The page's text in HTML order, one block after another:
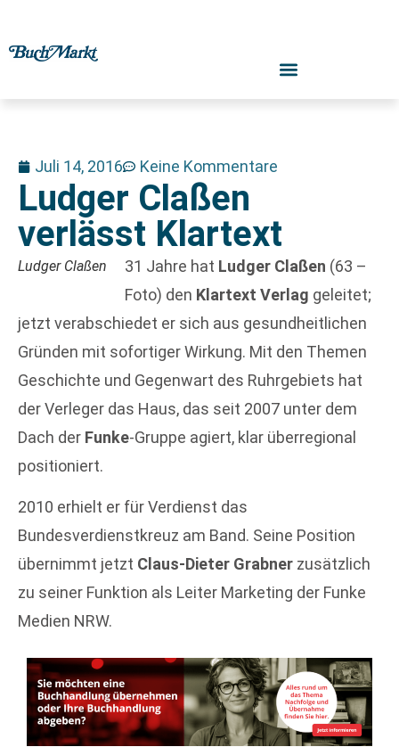
Juli 14, 2016 Keine Kommentare
Ludger Claßen
verlässt Klartext
Ludger Claßen 31 Jahre hat Ludger Claßen (63 –
Foto) den Klartext Verlag geleitet;
jetzt verabschiedet er sich aus gesundheitlichen
Gründen mit sofortiger Wirkung. Mit den Themen
Geschichte und Gegenwart des Ruhrgebiets hat
der Verleger das Haus, das seit 2007 unter dem
Dach der Funke-Gruppe agiert, klar überregional
positioniert.
2010 erhielt er für Verdienst das
Bundesverdienstkreuz am Band. Seine Position
übernimmt jetzt Claus-Dieter Grabner zusätzlich
zu seiner Funktion als Leiter Marketing der Funke
Medien NRW.